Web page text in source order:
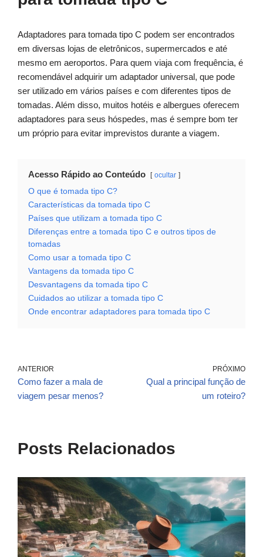
Adaptadores para tomada tipo C podem ser encontrados
em diversas lojas de eletrônicos, supermercados e até
mesmo em aeroportos. Para quem viaja com frequência, é
recomendável adquirir um adaptador universal, que pode
ser utilizado em vários países e com diferentes tipos de
tomadas. Além disso, muitos hotéis e albergues oferecem
adaptadores para seus hóspedes, mas é sempre bom ter
um próprio para evitar imprevistos durante a viagem.
Acesso Rápido ao Conteúdo ocultar
O que é tomada tipo C?
Características da tomada tipo C
Países que utilizam a tomada tipo C
Diferenças entre a tomada tipo C e outros tipos de
tomadas
Como usar a tomada tipo C
Vantagens da tomada tipo C
Desvantagens da tomada tipo C
Cuidados ao utilizar a tomada tipo C
Onde encontrar adaptadores para tomada tipo C
ANTERIOR
Como fazer a mala de
viagem pesar menos?
PRÓXIMO
Qual a principal função de
um roteiro?
Posts Relacionados